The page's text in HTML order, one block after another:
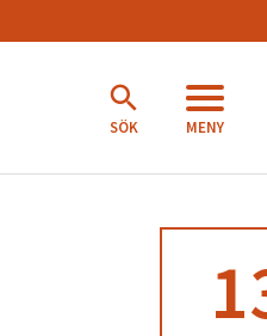
SÖK MENY